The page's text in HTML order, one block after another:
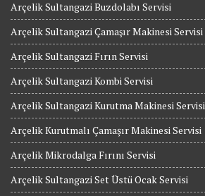
Arçelik Sultangazi Buzdolabı Servisi
Arçelik Sultangazi Çamaşır Makinesi Servisi
Arçelik Sultangazi Fırın Servisi
Arçelik Sultangazi Kombi Servisi
Arçelik Sultangazi Kurutma Makinesi Servisi
Arçelik Kurutmalı Çamaşır Makinesi Servisi
Arçelik Mikrodalga Fırını Servisi
Arçelik Sultangazi Set Üstü Ocak Servisi